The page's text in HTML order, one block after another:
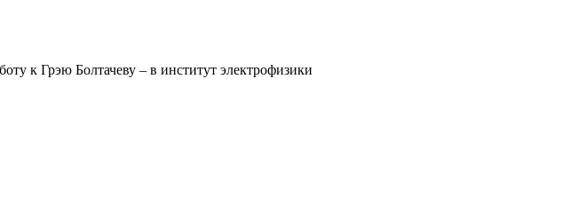
к Грэю Болтачеву – в институт электрофизики